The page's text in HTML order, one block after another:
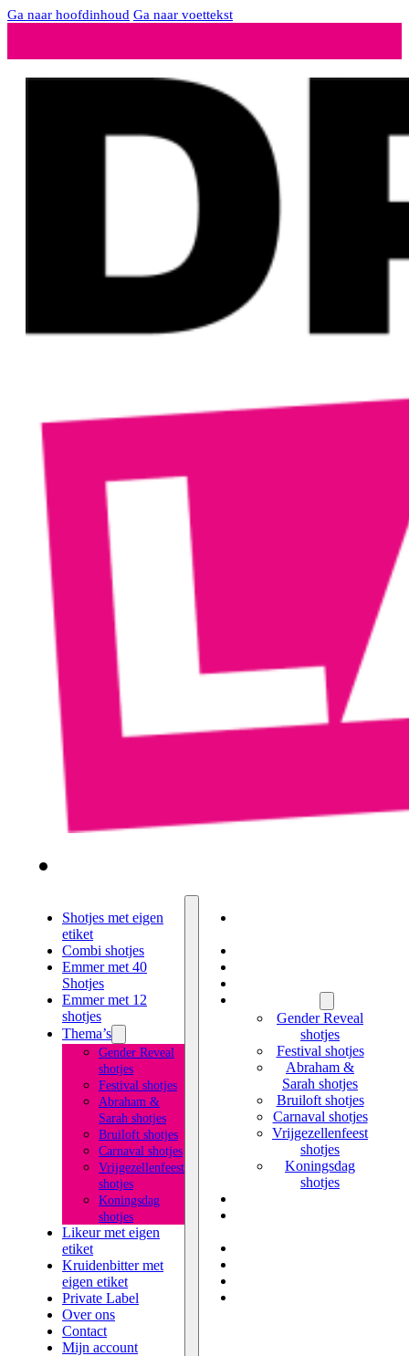
Ga naar hoofdinhoud Ga naar voettekst
Shotjes met eigen
etiket
Combi shotjes
Emmer met 40
Shotjes
Emmer met 12
shotjes
Thema’s
Gender Reveal
shotjes
Festival shotjes
Abraham &
Sarah shotjes
Bruiloft shotjes
Carnaval shotjes
Vrijgezellenfeest
shotjes
Koningsdag
shotjes
Likeur met eigen
etiket
Kruidenbitter met
eigen etiket
Private Label
Over ons
Contact
Mijn account
Gender Reveal
shotjes
Festival shotjes
Abraham &
Sarah shotjes
Bruiloft shotjes
Carnaval shotjes
Vrijgezellenfeest
shotjes
Koningsdag
shotjes